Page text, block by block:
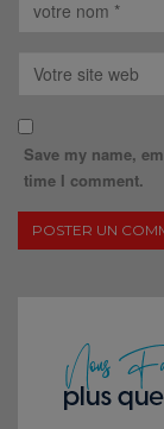
Save my name,
time I comment.